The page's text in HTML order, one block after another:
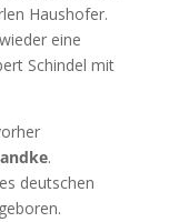
Haushofer.
eine
Schindel mit
.
deutschen